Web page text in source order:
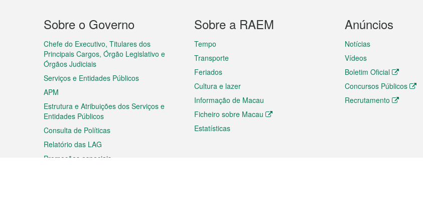
Menu
do
rodapé
Sobre o Governo
Chefe do Executivo, Titulares dos
Principais Cargos, Órgão Legislativo e
Órgãos Judiciais
Serviços e Entidades Públicos
APM
Estrutura e Atribuições dos Serviços e
Entidades Públicos
Consulta de Políticas
Relatório das LAG
Promoções especiais
Sobre a RAEM
Tempo
Transporte
Feriados
Cultura e lazer
Informação de Macau
Ficheiro sobre Macau
Estatísticas
Anúncios
Notícias
Vídeos
Boletim Oficial
Concursos Públicos
Recrutamento